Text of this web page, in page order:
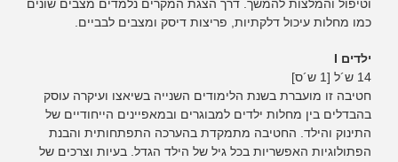
וטיפול והמלצות להמשך. דרך הצגת המקרים נלמדים מצבים שונים
כמו מחלות עיכול דלקתיות, פריצות דיסק ומצבים לבביים.
ילדים I
14 ש´ל [1 ש´ס]
חטיבה זו מועברת בשנת הלימודים השנייה בשיאצו ועיקרה עוסק
בהבדלים בין מחלות ילדים למבוגרים ובמאפיינים הייחודיים של
התינוק והילד. החטיבה מתמקדת בהערכה התפתחותית והבנת
הפתולוגיות האפשריות בכל גיל של הילד הגדל. בעיות וצרכים של